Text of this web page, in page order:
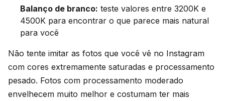
Balanço de branco: teste valores entre 3200K e
4500K para encontrar o que parece mais natural
para você
Não tente imitar as fotos que você vê no Instagram
com cores extremamente saturadas e processamento
pesado. Fotos com processamento moderado
envelhecem muito melhor e costumam ter mais